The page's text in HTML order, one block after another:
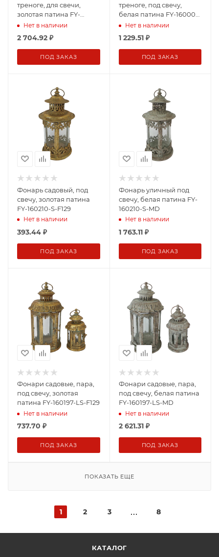
треноге, для свечи,
золотая патина FY-
160007-F129
Нет в наличии
2 704.92 ₽
ПОД ЗАКАЗ
треноге, под свечу,
белая патина FY-160007-
MDНет в наличии
1 229.51₽
ПОД ЗАКАЗ
Фонарь садовый, под
свечу, золотая патина
FY-160210-S-F129
Нет в наличии
393.44 ₽
ПОД ЗАКАЗ
Фонарь уличный под
свечу, белая патина FY-
160210-S-MD
Нет в наличии
1 763.11₽
ПОД ЗАКАЗ
Фонари садовые, пара,
под свечу, золотая
патина FY-160197-LS-F129
Нет в наличии
737.70 ₽
ПОД ЗАКАЗ
Фонари садовые, пара,
под свечу, белая патина
FY-160197-LS-MD
Нет в наличии
2 621.31₽
ПОД ЗАКАЗ
ПОКАЗАТЬ ЕЩЕ
1 2 3 8
КАТАЛОГ